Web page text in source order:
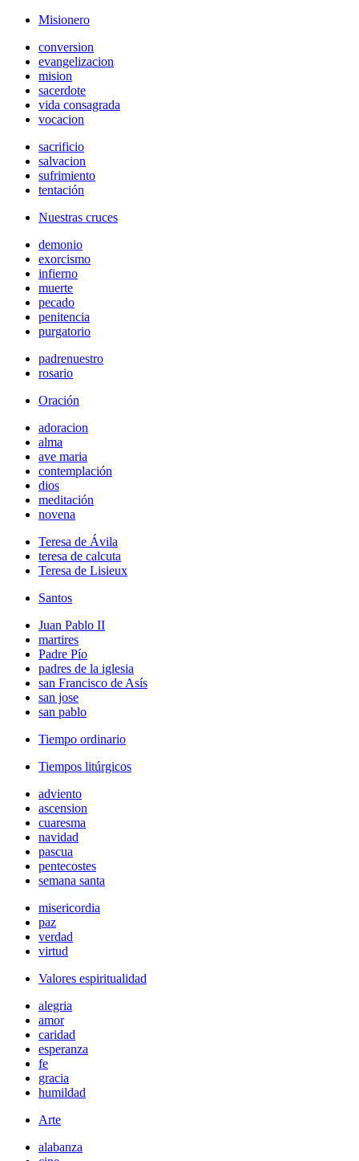
Misionero
conversion
evangelizacion
mision
sacerdote
vida consagrada
vocacion
sacrificio
salvacion
sufrimiento
tentación
Nuestras cruces
demonio
exorcismo
infierno
muerte
pecado
penitencia
purgatorio
padrenuestro
rosario
Oración
adoracion
alma
ave maria
contemplación
dios
meditación
novena
Teresa de Ávila
teresa de calcuta
Teresa de Lisieux
Santos
Juan Pablo II
martires
Padre Pío
padres de la iglesia
san Francisco de Asís
san jose
san pablo
Tiempo ordinario
Tiempos litúrgicos
adviento
ascension
cuaresma
navidad
pascua
pentecostes
semana santa
misericordia
paz
verdad
virtud
Valores espiritualidad
alegria
amor
caridad
esperanza
fe
gracia
humildad
Arte
alabanza